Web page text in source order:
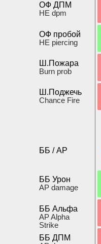
ОФ ДПМ
HE dpm
ОФ пробой
HE piercing
Ш.Пожара
Burn prob
Ш.Поджечь
Chance Fire
ББ / AP
ББ Урон
AP damage
ББ Альфа
AP Alpha
Strike
ББ ДПМ